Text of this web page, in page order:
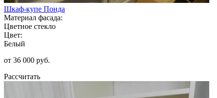
Шкаф-купе Понда
Материал фасада:
Цветное стекло
Цвет:
Белый
от 36 000 руб.
Рассчитать